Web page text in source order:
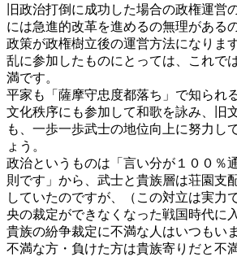
旧政治打倒に成功した場合の政権運営
には急進的改革を進めるの無理がある
政策が政権樹立後の運営方法になりま
乱に参加したものにとっては、これで
満です。
平家も「薩摩守忠度都落ち」で知られ
文化秩序にも参加して和歌を詠み、旧
も、一歩一歩武士の地位向上に努力し
ょう。
政治というものは「言い分が１００％
則です」から、武士と貴族層は荘園支
していたのですが、（この対立は実力
央の裁定ができなくなった戦国時代に
貴族の紛争裁定に不満な人はいつもいま
不満な方・負けた方は貴族寄りだと不